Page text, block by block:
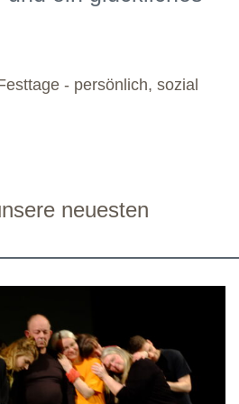
ihren Modulen sowie eine ebenso
- persönlich, sozial
neuesten